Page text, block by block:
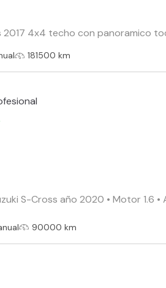
2017 4x4 techo con panoramico
181500 km
S-Cross año 2020 • Motor 1.6
90000 km